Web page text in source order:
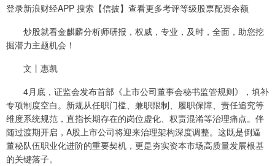
登录新浪财经APP 搜索【信披】查看更多考评等级股票配资余额
炒股就看金麒麟分析师研报，权威，专业，及时，全面，助您挖
掘潜力主题机会！
文丨惠凯
4月底，证监会发布首部《上市公司董事会秘书监管规则》，填补
专项制度空白。新规从任职门槛、兼职限制、履职保障、责任追究等
维度系统规范，直指长期存在的岗位虚化、权责混淆等治理痛点。伴
随过渡期开启，A股上市公司将迎来治理架构深度调整。这既是倒逼
董秘队伍职业化进阶的重要契机，更是夯实资本市场高质量发展根基
的关键落子。